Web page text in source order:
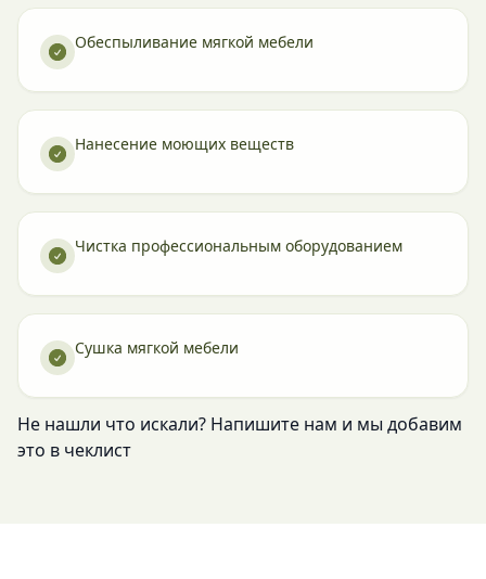
Обеспыливание мягкой мебели
Нанесение моющих веществ
Чистка профессиональным оборудованием
Сушка мягкой мебели
Не нашли что искали? Напишите нам и мы добавим
это в чеклист